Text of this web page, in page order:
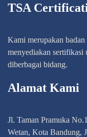
TSA
Kami merupakan
menyediakan sertifikasi
diberbagai bidang.
Alamat Kami
Jl. Taman Pramuka
Wetan, Kota Bandung,